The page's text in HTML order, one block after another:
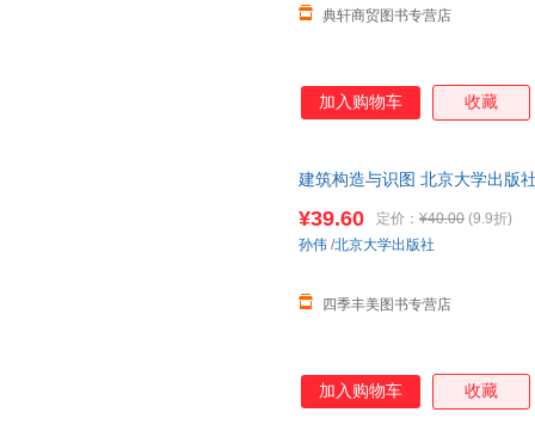
典轩商贸图书专营店
加入购物车 收藏
建筑构造与识图 北京大学出版
¥39.60 定价： ¥40.00 (9.9折)
四季丰美图书专营店
孙伟 /北京大学出版社
加入购物车 收藏